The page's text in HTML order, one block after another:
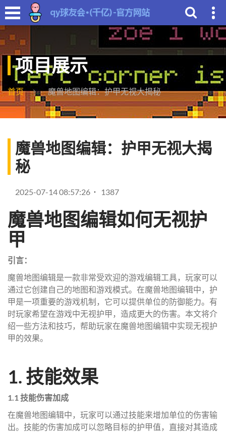
项目展示
首页 魔兽地图编辑：护甲无视大揭秘
魔兽地图编辑：护甲无视大揭
秘
2025-07-14 08:57:26 1387
魔兽地图编辑如何无视护
甲
引言：
魔兽地图编辑是一款非常受欢迎的游戏编辑工具，玩家可以
通过它创建自己的地图和游戏模式。在魔兽地图编辑中，护
甲是一项重要的游戏机制，它可以提供单位的防御能力。有
时玩家希望在游戏中无视护甲，造成更大的伤害。本文将介
绍一些方法和技巧，帮助玩家在魔兽地图编辑中实现无视护
甲的效果。
1. 技能效果
1.1 技能伤害加成
在魔兽地图编辑中，玩家可以通过技能来增加单位的伤害输
出。技能的伤害加成可以忽略目标的护甲值，直接对其造成